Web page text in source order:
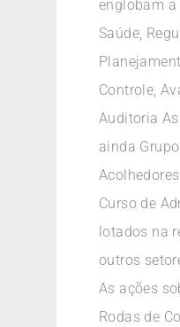
englobam
Saúde,
Controle,
Auditoria
ainda
Curso de
lotados na
outros
As ações
Rodas de